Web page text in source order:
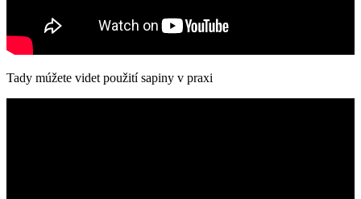
Tady múžete videt použití sapiny v praxi